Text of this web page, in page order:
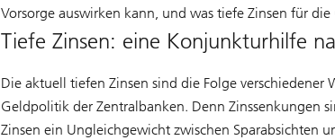
Vorsorge auswirken kann, und was tiefe Zinsen für
Tiefe Zinsen: eine Konjunkturhilfe
Die aktuell tiefen Zinsen sind die Folge
Geldpolitik der Zentralbanken. Denn Zinssenkungen
Zinsen ein Ungleichgewicht zwischen Sparabsichten